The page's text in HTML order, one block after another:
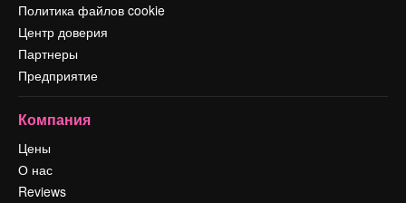
Политика файлов cookie
Центр доверия
Партнеры
Предприятие
Компания
Цены
О нас
Reviews